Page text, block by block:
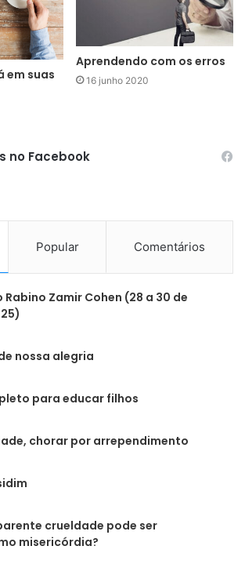
em suas
Aprendendo com os erros
16 junho 2020
no Facebook
Popular Comentários
Zamir Cohen (28 a 30 de
nossa alegria
para educar filhos
chorar por arrependimento
crueldade pode ser
misericórdia?